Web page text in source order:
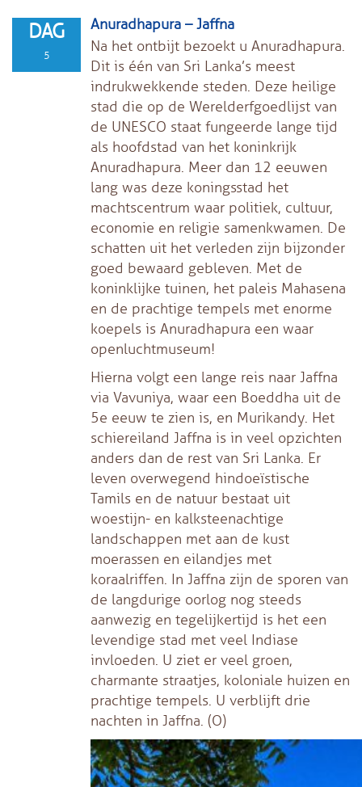
DAG
5
Anuradhapura – Jaffna
Na het ontbijt bezoekt u Anuradhapura.
Dit is één van Sri Lanka’s meest
indrukwekkende steden. Deze heilige
stad die op de Werelderfgoedlijst van
de UNESCO staat fungeerde lange tijd
als hoofdstad van het koninkrijk
Anuradhapura. Meer dan 12 eeuwen
lang was deze koningsstad het
machtscentrum waar politiek, cultuur,
economie en religie samenkwamen. De
schatten uit het verleden zijn bijzonder
goed bewaard gebleven. Met de
koninklijke tuinen, het paleis Mahasena
en de prachtige tempels met enorme
koepels is Anuradhapura een waar
openluchtmuseum!
Hierna volgt een lange reis naar Jaffna
via Vavuniya, waar een Boeddha uit de
5e eeuw te zien is, en Murikandy. Het
schiereiland Jaffna is in veel opzichten
anders dan de rest van Sri Lanka. Er
leven overwegend hindoeïstische
Tamils en de natuur bestaat uit
woestijn- en kalksteenachtige
landschappen met aan de kust
moerassen en eilandjes met
koraalriffen. In Jaffna zijn de sporen van
de langdurige oorlog nog steeds
aanwezig en tegelijkertijd is het een
levendige stad met veel Indiase
invloeden. U ziet er veel groen,
charmante straatjes, koloniale huizen en
prachtige tempels. U verblijft drie
nachten in Jaffna. (O)